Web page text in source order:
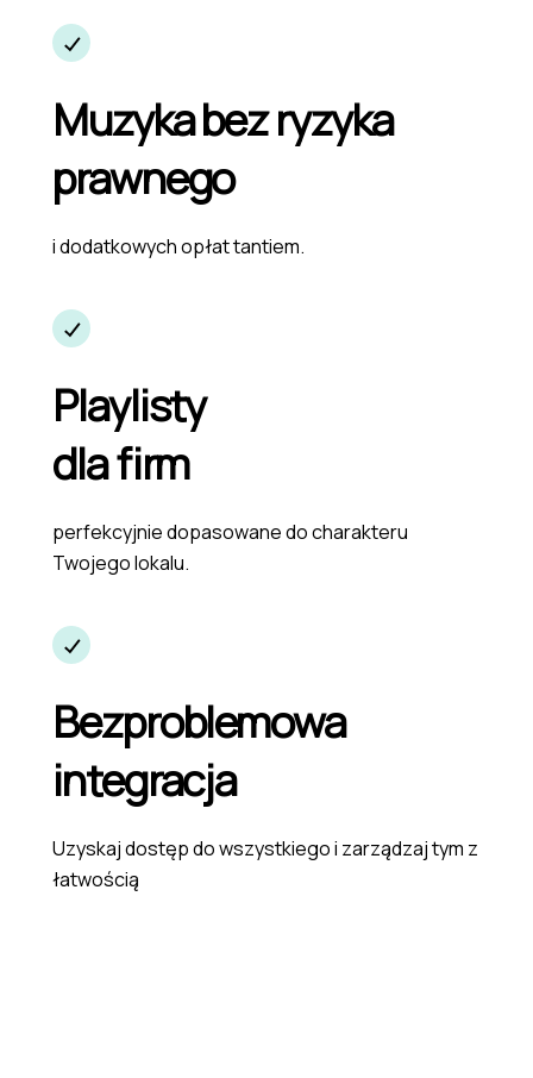
Muzyka bez ryzyka
prawnego
i dodatkowych opłat tantiem.
Playlisty
dla firm
perfekcyjnie dopasowane do charakteru
Twojego lokalu.
Bezproblemowa
integracja
Uzyskaj dostęp do wszystkiego i zarządzaj tym z
łatwością